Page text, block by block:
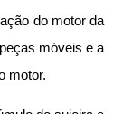
do motor da
móveis e a
motor.